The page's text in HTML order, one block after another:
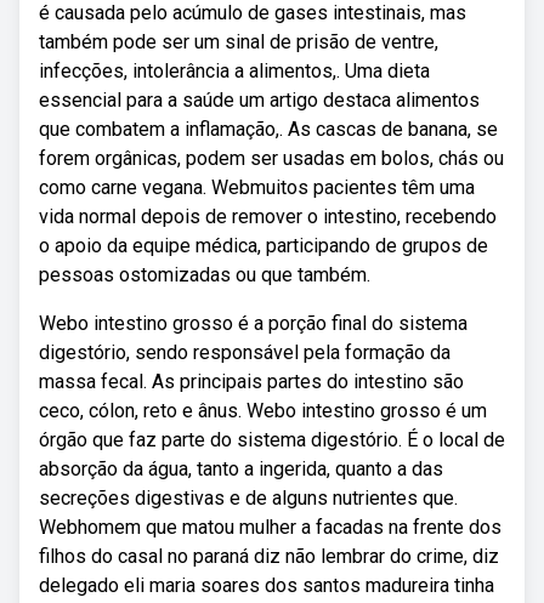
é causada pelo acúmulo de gases intestinais, mas
também pode ser um sinal de prisão de ventre,
infecções, intolerância a alimentos,. Uma dieta
essencial para a saúde um artigo destaca alimentos
que combatem a inflamação,. As cascas de banana, se
forem orgânicas, podem ser usadas em bolos, chás ou
como carne vegana. Webmuitos pacientes têm uma
vida normal depois de remover o intestino, recebendo
o apoio da equipe médica, participando de grupos de
pessoas ostomizadas ou que também.
Webo intestino grosso é a porção final do sistema
digestório, sendo responsável pela formação da
massa fecal. As principais partes do intestino são
ceco, cólon, reto e ânus. Webo intestino grosso é um
órgão que faz parte do sistema digestório. É o local de
absorção da água, tanto a ingerida, quanto a das
secreções digestivas e de alguns nutrientes que.
Webhomem que matou mulher a facadas na frente dos
filhos do casal no paraná diz não lembrar do crime, diz
delegado eli maria soares dos santos madureira tinha